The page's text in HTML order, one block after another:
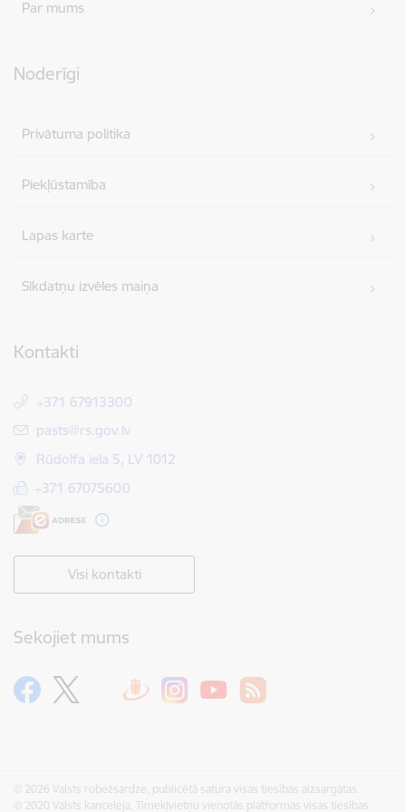
Par mums
Noderīgi
Privātuma politika
Piekļūstamība
Lapas karte
Sīkdatņu izvēles maiņa
Kontakti
+371 67913300
E-pasts:
pasts@rs.gov.lv
Rūdolfa iela 5, LV 1012
+371 67075600
Visi kontakti
Sekojiet mums
© 2026 Valsts robežsardze, publicētā satura visas tiesības aizsargātas.
© 2020 Valsts kanceleja, Tīmekļvietņu vienotās platformas visas tiesības